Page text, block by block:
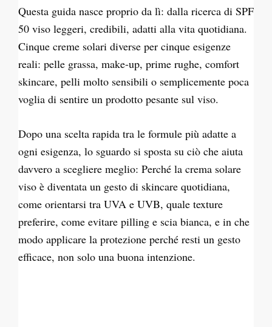
Questa guida nasce proprio da lì: dalla ricerca di SPF
50 viso leggeri, credibili, adatti alla vita quotidiana.
Cinque creme solari diverse per cinque esigenze
reali: pelle grassa, make-up, prime rughe, comfort
skincare, pelli molto sensibili o semplicemente poca
voglia di sentire un prodotto pesante sul viso.
Dopo una scelta rapida tra le formule più adatte a
ogni esigenza, lo sguardo si sposta su ciò che aiuta
davvero a scegliere meglio: Perché la crema solare
viso è diventata un gesto di skincare quotidiana,
come orientarsi tra UVA e UVB, quale texture
preferire, come evitare pilling e scia bianca, e in che
modo applicare la protezione perché resti un gesto
efficace, non solo una buona intenzione.